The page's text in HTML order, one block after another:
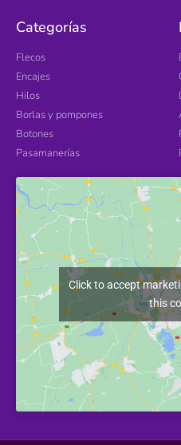
Categorías
Flecos
Encajes
Hilos
Borlas y pompones
Botones
Pasamanerías
Click to accept
this